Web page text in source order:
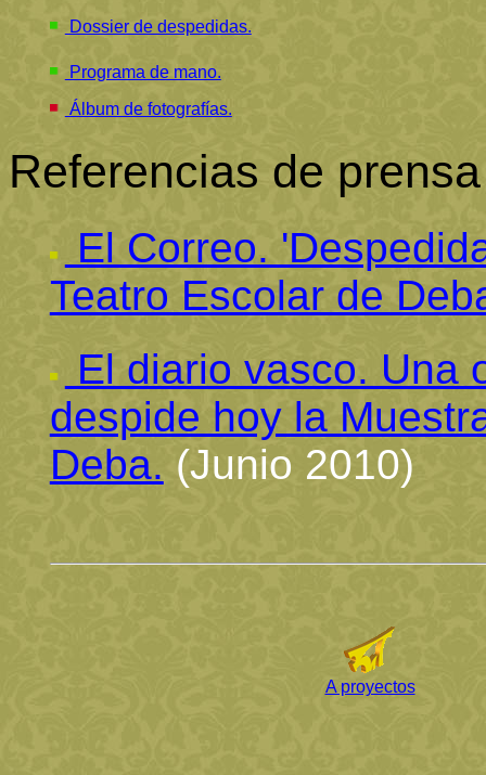
Dossier de despedidas.
Programa de mano.
Álbum de fotografías.
Referencias de prensa
El Correo.
Teatro Escolar de
El diario vasco. Una
despide hoy la
Deba. (Junio 2010)
A proyectos